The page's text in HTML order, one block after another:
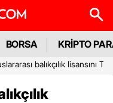
BORSA KRİPTO
balıkçılık lisansını